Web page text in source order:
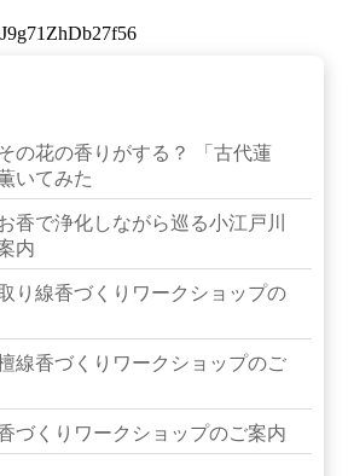
の花の香りがする？ 「古代蓮
いてみた
香で浄化しながら巡る小江戸川
内
り線香づくりワークショップの
線香づくりワークショップのご
づくりワークショップのご案内